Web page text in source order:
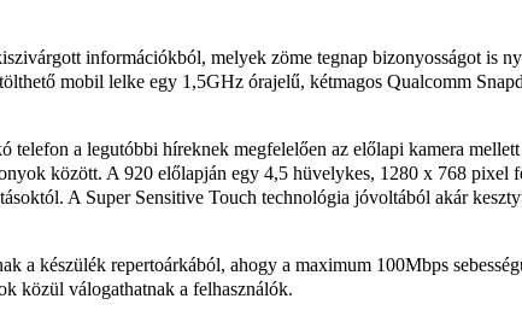
információkból, melyek zöme tegnap bizonyosságot is
mobil lelke egy 1,5GHz órajelű, kétmagos Qualcomm
a legutóbbi híreknek megfelelően az előlapi kamera
között. A 920 előlapján egy 4,5 hüvelykes, 1280 x 768
A Super Sensitive Touch technológia jóvoltából akár
a készülék repertoárkából, ahogy a maximum 100Mbps
közül válogathatnak a felhasználók.